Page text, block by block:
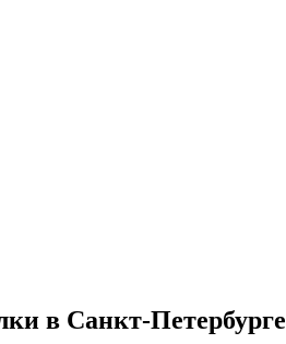
в Санкт-Петербурге